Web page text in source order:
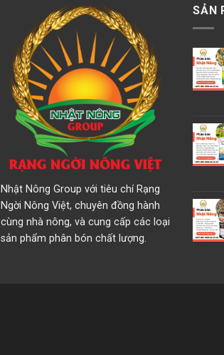
Nhật Nông Group với tiêu chí Rạng
Ngời Nông Việt, chuyên đồng hành
cùng nhà nông, và cung cấp các loại
sản phẩm phân bón chất lượng.
SẢN